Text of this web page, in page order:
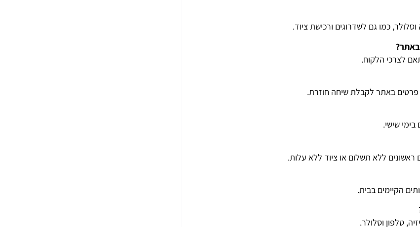
כמו גם לשדרוגים ורכישת ציוד.
לצרכי הלקוח.
פרטים באתר לקבלת שיחה חוזרת.
שישי.
ראשונים ללא תשלום או ציוד ללא עלות.
הקיימים בבית.
טלפון וסלולר.